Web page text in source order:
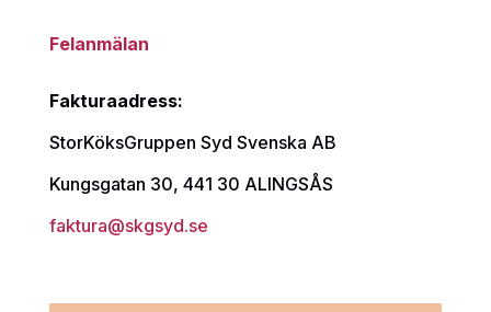
Felanmälan
Fakturaadress:
StorKöksGruppen Syd Svenska AB
Kungsgatan 30, 441 30 ALINGSÅS
faktura@skgsyd.se